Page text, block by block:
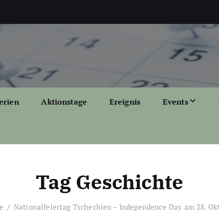
Aktionstage Ereignis Events
Tag Geschichte
Nationalfeiertag Tschechien – Independence Day am 28.